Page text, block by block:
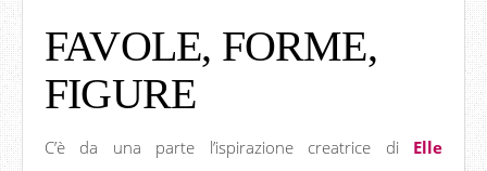
FAVOLE, FORME,
FIGURE
C’è da una parte l’ispirazione creatrice di Elle